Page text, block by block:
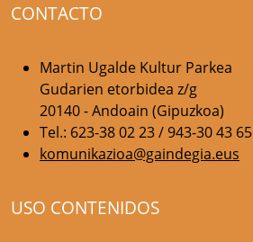
CONTACTO
Martin Ugalde Kultur Parkea
Gudarien etorbidea z/g
20140 - Andoain (Gipuzkoa)
Tel.: 623-38 02 23 / 943-30 43 65
komunikazioa@gaindegia.eus
USO CONTENIDOS